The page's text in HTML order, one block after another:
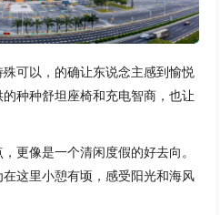
可以，的确让东说念主感到愉悦
种种舒坦座椅和充电智商，也让
更像是一个清闲度假的好去向。
这里小憩有顷，感受阳光和海风